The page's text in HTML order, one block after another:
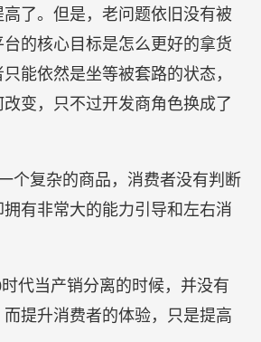
了。但是，老问题依旧没有被
的核心目标是怎么更好的拿货
能依然是坐等被套路的状态，
变，只不过开发商角色换成了
个复杂的商品，消费者没有判断
有非常大的能力引导和左右消
代当产销分离的时候，并没有
提升消费者的体验，只是提高